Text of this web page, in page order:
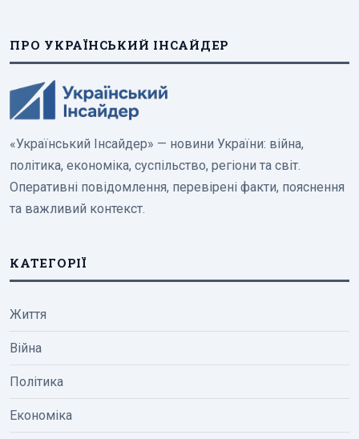
ПРО УКРАЇНСЬКИЙ ІНСАЙДЕР
«Український Інсайдер» — новини України: війна,
політика, економіка, суспільство, регіони та світ.
Оперативні повідомлення, перевірені факти, пояснення
та важливий контекст.
КАТЕГОРІЇ
Життя
Війна
Політика
Економіка